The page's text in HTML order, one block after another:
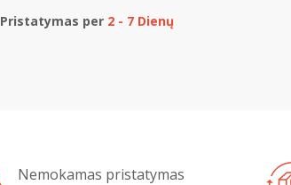
Pristatymas per 2 - 7 Dienų
Nemokamas pristatymas